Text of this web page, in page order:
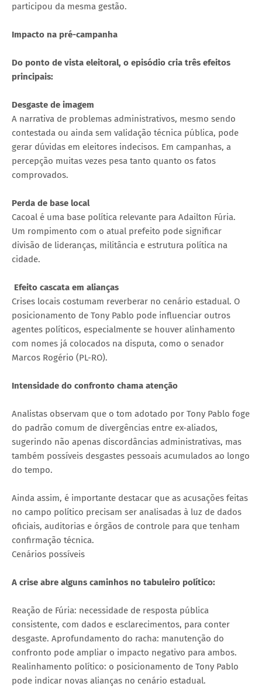
participou da mesma gestão.
Impacto na pré-campanha
Do ponto de vista eleitoral, o episódio cria três efeitos
principais:
Desgaste de imagem
A narrativa de problemas administrativos, mesmo sendo
contestada ou ainda sem validação técnica pública, pode
gerar dúvidas em eleitores indecisos. Em campanhas, a
percepção muitas vezes pesa tanto quanto os fatos
comprovados.
Perda de base local
Cacoal é uma base política relevante para Adailton Fúria.
Um rompimento com o atual prefeito pode significar
divisão de lideranças, militância e estrutura política na
cidade.
Efeito cascata em alianças
Crises locais costumam reverberar no cenário estadual. O
posicionamento de Tony Pablo pode influenciar outros
agentes políticos, especialmente se houver alinhamento
com nomes já colocados na disputa, como o senador
Marcos Rogério (PL-RO).
Intensidade do confronto chama atenção
Analistas observam que o tom adotado por Tony Pablo foge
do padrão comum de divergências entre ex-aliados,
sugerindo não apenas discordâncias administrativas, mas
também possíveis desgastes pessoais acumulados ao longo
do tempo.
Ainda assim, é importante destacar que as acusações feitas
no campo político precisam ser analisadas à luz de dados
oficiais, auditorias e órgãos de controle para que tenham
confirmação técnica.
Cenários possíveis
A crise abre alguns caminhos no tabuleiro político:
Reação de Fúria: necessidade de resposta pública
consistente, com dados e esclarecimentos, para conter
desgaste. Aprofundamento do racha: manutenção do
confronto pode ampliar o impacto negativo para ambos.
Realinhamento político: o posicionamento de Tony Pablo
pode indicar novas alianças no cenário estadual.